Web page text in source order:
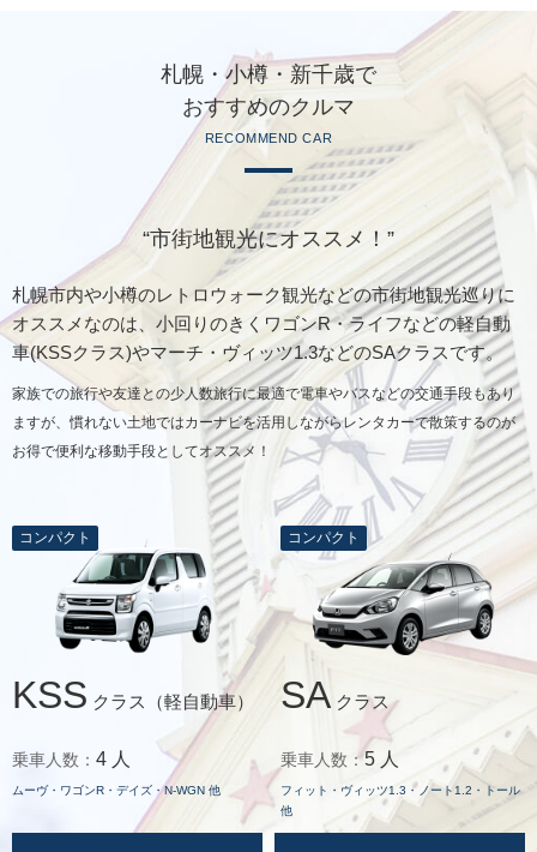
札幌・小樽・新千歳で
おすすめのクルマ
RECOMMEND CAR
“市街地観光にオススメ！”
札幌市内や小樽のレトロウォーク観光などの市街地観光巡りに
オススメなのは、小回りのきくワゴンR・ライフなどの軽自動
車(KSSクラス)やマーチ・ヴィッツ1.3などのSAクラスです。
家族での旅行や友達との少人数旅行に最適で電車やバスなどの交通手段もあり
ますが、慣れない土地ではカーナビを活用しながらレンタカーで散策するのが
お得で便利な移動手段としてオススメ！
コンパクト
KSS クラス（軽自動車）
乗車人数： 4 人
ムーヴ・ワゴンR・デイズ・N-WGN 他
コンパクト
SA クラス
乗車人数：5 人
フィット・ヴィッツ1.3・ノート1.2・トール
他